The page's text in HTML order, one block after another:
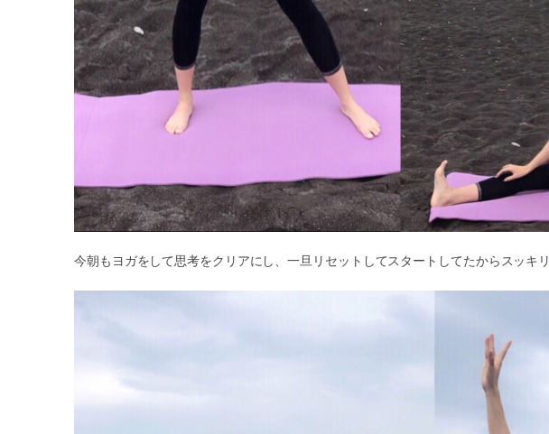
今朝もヨガをして思考をクリアにし、一旦リセットしてスタートしてたからスッキリ